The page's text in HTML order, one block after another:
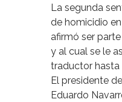
La segunda
de homicidio
afirmó ser
y al cual se le
traductor hasta
El presidente
Eduardo